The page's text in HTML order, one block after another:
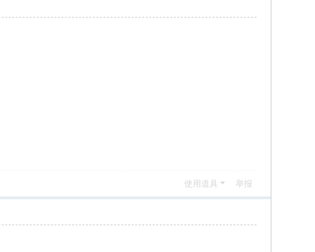
使用道具 举报